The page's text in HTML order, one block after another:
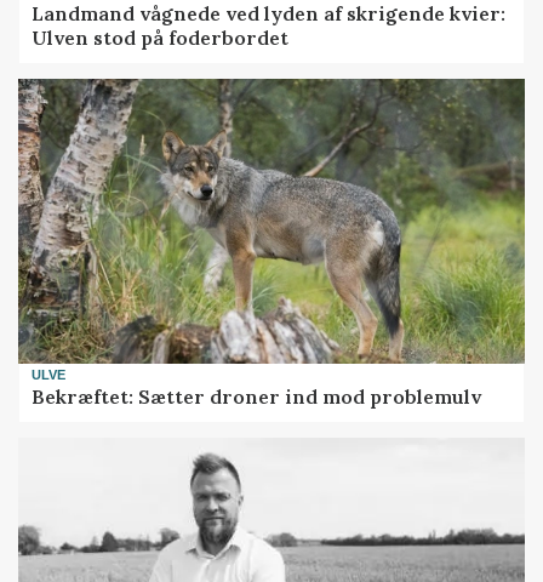
Landmand vågnede ved lyden af skrigende kvier:
Ulven stod på foderbordet
ULVE
Bekræftet: Sætter droner ind mod problemulv